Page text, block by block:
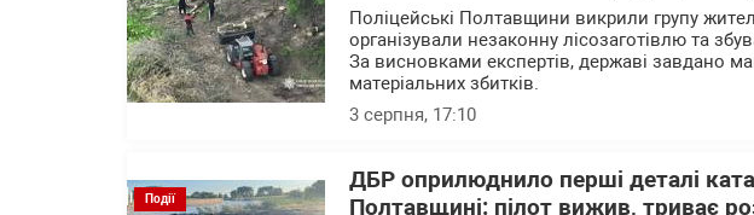
Поліцейські Полтавщини викрили групу
організували незаконну лісозаготівлю та
За висновками експертів, державі завдано
матеріальних збитків.
3 серпня, 17:10
Події
ДБР оприлюднило перші деталі
Полтавщині: пілот вижив, триває